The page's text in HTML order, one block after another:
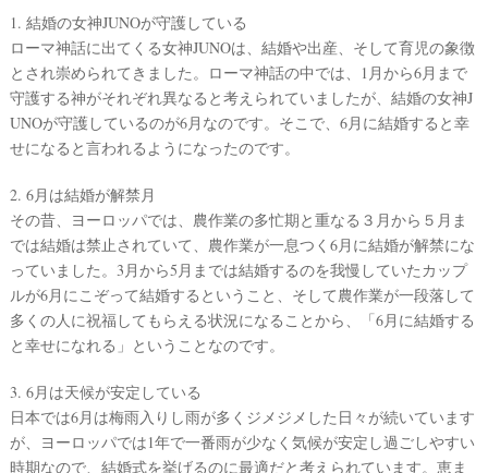
1. 結婚の女神JUNOが守護している
ローマ神話に出てくる女神JUNOは、結婚や出産、そして育児の象徴
とされ崇められてきました。ローマ神話の中では、1月から6月まで
守護する神がそれぞれ異なると考えられていましたが、結婚の女神J
UNOが守護しているのが6月なのです。そこで、6月に結婚すると幸
せになると言われるようになったのです。
2. 6月は結婚が解禁月
その昔、ヨーロッパでは、農作業の多忙期と重なる３月から５月ま
では結婚は禁止されていて、農作業が一息つく6月に結婚が解禁にな
っていました。3月から5月までは結婚するのを我慢していたカップ
ルが6月にこぞって結婚するということ、そして農作業が一段落して
多くの人に祝福してもらえる状況になることから、「6月に結婚する
と幸せになれる」ということなのです。
3. 6月は天候が安定している
日本では6月は梅雨入りし雨が多くジメジメした日々が続いています
が、ヨーロッパでは1年で一番雨が少なく気候が安定し過ごしやすい
時期なので、結婚式を挙げるのに最適だと考えられています。恵ま
ェ
デ
ィ
ン
グ
フ
ト